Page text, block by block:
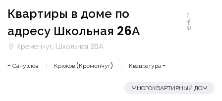
Квартиры в доме по
адресу Школьная 26А
Кременчуг, Школьная 26А
- Санузлов Крюков (Кременчуг) Квадратура -
МНОГОКВАРТИРНЫЙ ДОМ